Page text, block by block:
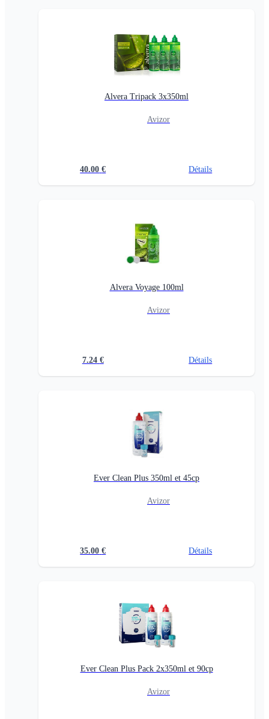
Alvera Tripack 3x350ml
Avizor
40.00 € Détails
Alvera Voyage 100ml
Avizor
7.24 € Détails
Ever Clean Plus 350ml et 45cp
Avizor
35.00 € Détails
Ever Clean Plus Pack 2x350ml et 90cp
Avizor